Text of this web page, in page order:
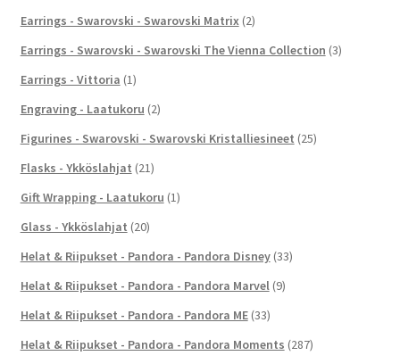
Earrings - Swarovski - Swarovski Matrix (2)
Earrings - Swarovski - Swarovski The Vienna Collection (3)
Earrings - Vittoria (1)
Engraving - Laatukoru (2)
Figurines - Swarovski - Swarovski Kristalliesineet (25)
Flasks - Ykköslahjat (21)
Gift Wrapping - Laatukoru (1)
Glass - Ykköslahjat (20)
Helat & Riipukset - Pandora - Pandora Disney (33)
Helat & Riipukset - Pandora - Pandora Marvel (9)
Helat & Riipukset - Pandora - Pandora ME (33)
Helat & Riipukset - Pandora - Pandora Moments (287)